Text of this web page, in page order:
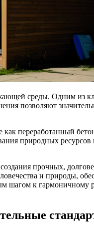
среды. Одним из
позволяют
переработанный
природных
прочных,
и природы,
шагом к гармоничному